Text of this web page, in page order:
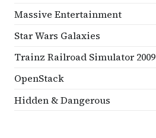
Massive Entertainment
Star Wars Galaxies
Trainz Railroad Simulator 2009
OpenStack
Hidden & Dangerous